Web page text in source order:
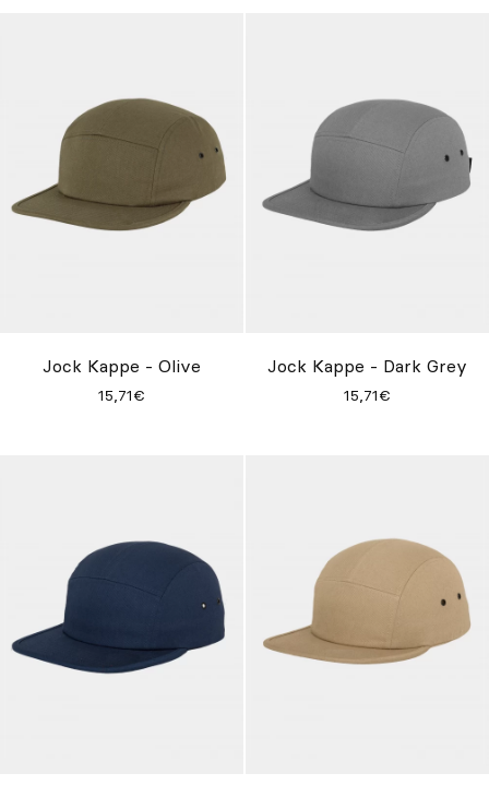
Jock Kappe - Olive
15,71€
Jock Kappe - Dark Grey
15,71€